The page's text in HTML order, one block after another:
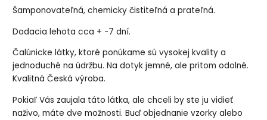
Šamponovateľná, chemicky čistiteľná a prateľná.
Dodacia lehota cca + -7 dní.
Čalúnicke látky, ktoré ponúkame sú vysokej kvality a
jednoduché na údržbu. Na dotyk jemné, ale pritom odolné.
Kvalitná Česká výroba.
Pokiaľ Vás zaujala táto látka, ale chceli by ste ju vidieť
naživo, máte dve možnosti. Buď objednanie vzorky alebo